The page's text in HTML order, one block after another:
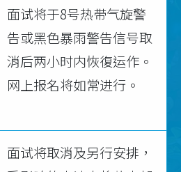
面试将于8号热带气旋警
告或黑色暴雨警告信号取
消后两小时内恢復运作。
网上报名将如常进行。
面试将取消及另行安排，